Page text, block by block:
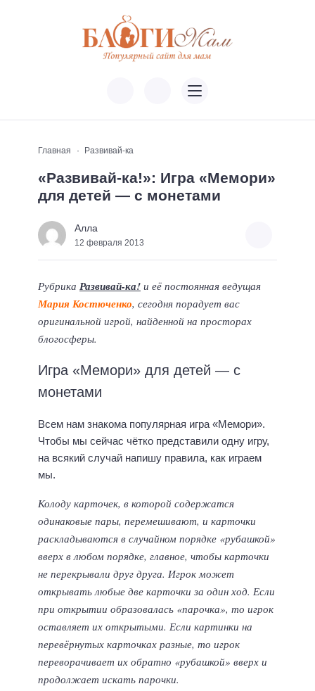
Главная Развивай-ка
«Развивай-ка!»: Игра «Мемори»
для детей — с монетами
Алла
12 февраля 2013
Рубрика Развивай-ка! и её постоянная ведущая
Мария Костюченко, сегодня порадует вас
оригинальной игрой, найденной на просторах
блогосферы.
Игра «Мемори» для детей — с
монетами
Всем нам знакома популярная игра «Мемори».
Чтобы мы сейчас чётко представили одну игру,
на всякий случай напишу правила, как играем
мы.
Колоду карточек, в которой содержатся
одинаковые пары, перемешивают, и карточки
раскладываются в случайном порядке «рубашкой»
вверх в любом порядке, главное, чтобы карточки
не перекрывали друг друга. Игрок может
открывать любые две карточки за один ход. Если
при открытии образовалась «парочка», то игрок
оставляет их открытыми. Если картинки на
перевёрнутых карточках разные, то игрок
переворачивает их обратно «рубашкой» вверх и
продолжает искать парочки.